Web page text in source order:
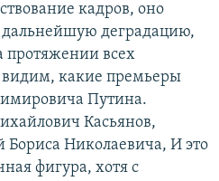
кадров, оно
дальнейшую деградацию,
протяжении всех
видим, какие премьеры
Путина.
Касьянов,
Николаевича, И это
фигура, хотя с